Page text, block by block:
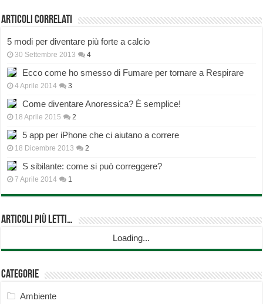
Articoli correlati
5 modi per diventare più forte a calcio
30 Settembre 2013 4
Ecco come ho smesso di Fumare per tornare a Respirare
4 Aprile 2014 3
Come diventare Anoressica? È semplice!
18 Aprile 2015 2
5 app per iPhone che ci aiutano a correre
18 Dicembre 2013 2
S sibilante: come si può correggere?
7 Aprile 2014 1
Articoli più Letti…
Loading...
Categorie
Ambiente